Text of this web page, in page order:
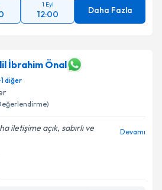
1 Eyl
12:00 Daha Fazla
İbrahim Önal
1diğer
iletişime açık, sabırlı ve
Devamı